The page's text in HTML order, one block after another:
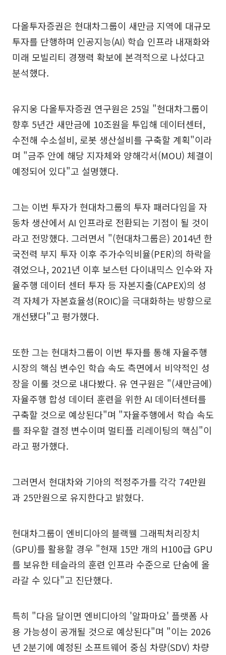
다올투자증권은 현대차그룹이 새만금 지역에 대규모
투자를 단행하며 인공지능(AI) 학습 인프라 내재화와
미래 모빌리티 경쟁력 확보에 본격적으로 나섰다고
분석했다.
유지웅 다올투자증권 연구원은 25일 "현대차그룹이
향후 5년간 새만금에 10조원을 투입해 데이터센터,
수전해 수소설비, 로봇 생산설비를 구축할 계획"이라
며 "금주 안에 해당 지자체와 양해각서(MOU) 체결이
예정되어 있다"고 설명했다.
그는 이번 투자가 현대차그룹의 투자 패러다임을 자
동차 생산에서 AI 인프라로 전환되는 기점이 될 것이
라고 전망했다. 그러면서 "(현대차그룹은) 2014년 한
국전력 부지 투자 이후 주가수익비율(PER)의 하락을
겪었으나, 2021년 이후 보스턴 다이내믹스 인수와 자
율주행 데이터 센터 투자 등 자본지출(CAPEX)의 성
격 자체가 자본효율성(ROIC)을 극대화하는 방향으로
개선됐다"고 평가했다.
또한 그는 현대차그룹이 이번 투자를 통해 자율주행
시장의 핵심 변수인 학습 속도 측면에서 비약적인 성
장을 이룰 것으로 내다봤다. 유 연구원은 "(새만금에)
자율주행 합성 데이터 훈련을 위한 AI 데이터센터를
구축할 것으로 예상된다"며 "자율주행에서 학습 속도
를 좌우할 결정 변수이며 멀티플 리레이팅의 핵심"이
라고 평가했다.
그러면서 현대차와 기아의 적정주가를 각각 74만원
과 25만원으로 유지한다고 밝혔다.
현대차그룹이 엔비디아의 블랙웰 그래픽처리장치
(GPU)를 활용할 경우 "현재 15만 개의 H100급 GPU
를 보유한 테슬라의 훈련 인프라 수준으로 단숨에 올
라갈 수 있다"고 진단했다.
특히 "다음 달이면 엔비디아의 '알파마요' 플랫폼 사
용 가능성이 공개될 것으로 예상된다"며 "이는 2026
년 2분기에 예정된 소프트웨어 중심 차량(SDV) 차량